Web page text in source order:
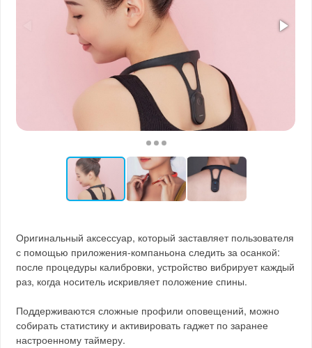
Оригинальный аксессуар, который заставляет пользователя
с помощью приложения-компаньона следить за осанкой:
после процедуры калибровки, устройство вибрирует каждый
раз, когда носитель искривляет положение спины.
Поддерживаются сложные профили оповещений, можно
собирать статистику и активировать гаджет по заранее
настроенному таймеру.